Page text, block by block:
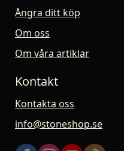
Ångra ditt köp
Om oss
Om våra artiklar
Kontakt
Kontakta oss
info@stoneshop.se